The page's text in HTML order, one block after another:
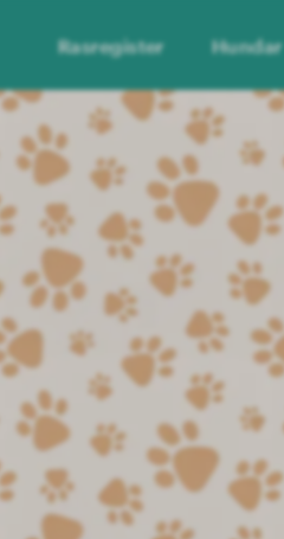
Rasregister Hundar